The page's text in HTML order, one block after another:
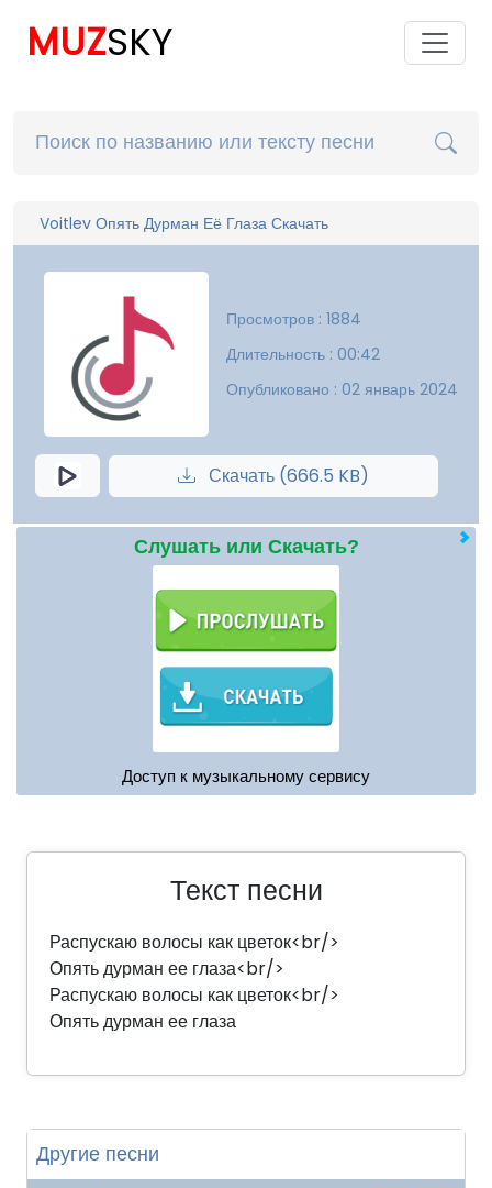
MUZSKY
Voitlev Опять Дурман Её Глаза Скачать
Просмотров : 1884
Длительность : 00:42
Опубликовано : 02 январь 2024
Скачать (666.5 KB)
Слушать или Скачать?
Доступ к музыкальному сервису
Текст песни
Распускаю волосы как цветок<br/>
Опять дурман ее глаза<br/>
Распускаю волосы как цветок<br/>
Опять дурман ее глаза
Другие песни